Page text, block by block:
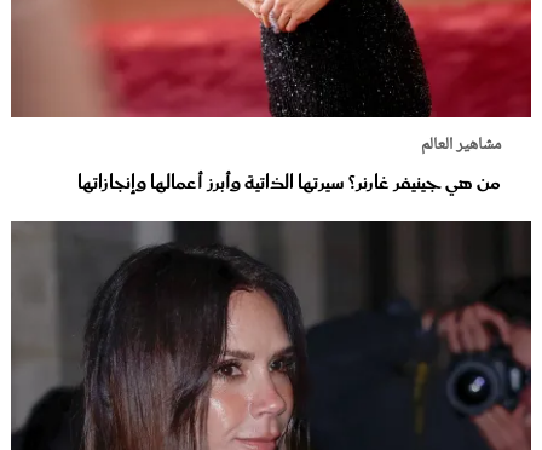
مشاهير العالم
من هي جينيفر غارنر؟ سيرتها الذاتية وأبرز أعمالها وإنجازاتها